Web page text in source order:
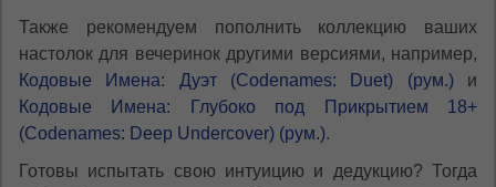
Также рекомендуем пополнить коллекцию ваших
настолок для вечеринок другими версиями, например,
Кодовые Имена: Дуэт (Codenames: Duet) (рум.)и
Кодовые Имена: Глубоко под Прикрытием 18+
(Codenames: Deep Undercover) (рум.).
Готовы испытать свою интуицию и дедукцию? Тогда